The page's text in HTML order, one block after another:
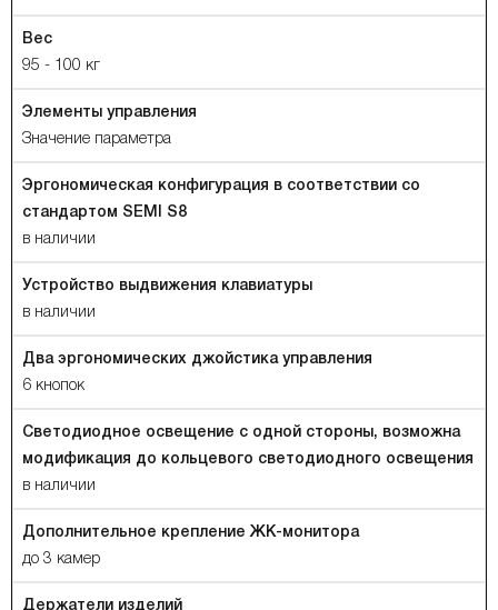
Вес
95 - 100 кг
Элементы управления
Значение параметра
Эргономическая конфигурация в соответствии со
стандартом SEMI S8
в наличии
Устройство выдвижения клавиатуры
в наличии
Два эргономических джойстика управления
6 кнопок
Светодиодное освещение с одной стороны, возможна
модификация до кольцевого светодиодного освещения
в наличии
Дополнительное крепление ЖК-монитора
до 3 камер
Держатели изделий